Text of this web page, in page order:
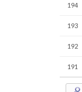
194
193
192
191